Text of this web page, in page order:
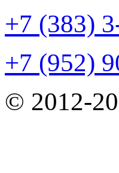
+7 (383)
+7 (952)
© 2012-